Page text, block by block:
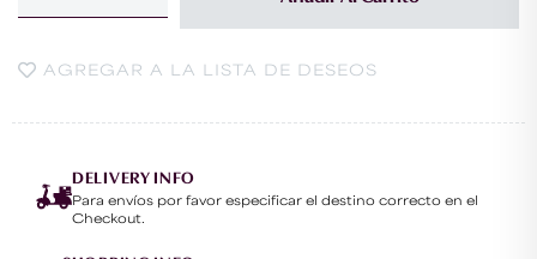
AGREGAR A LA LISTA DE DESEOS
DELIVERY INFO
Para envíos por favor especificar el destino correcto en el
Checkout.